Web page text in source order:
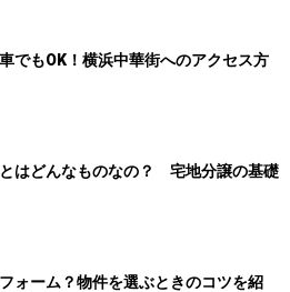
でもOK！横浜中華街へのアクセス方
はどんなものなの？ 宅地分譲の基礎
ォーム？物件を選ぶときのコツを紹